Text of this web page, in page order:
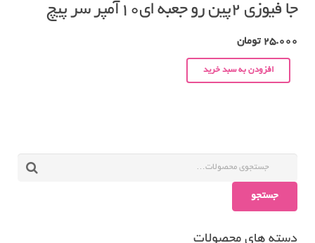
جا فیوزی ۲پین رو جعبه ای۱۰آمپر سر پیچ
25.000 تومان
افزودن به سبد خرید
جستجو
دسته های محصولات